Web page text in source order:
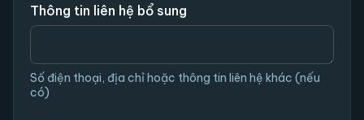
Thông tin liên hệ bổ sung
Số điện thoại, địa chỉ hoặc thông tin liên hệ khác (nếu
có)